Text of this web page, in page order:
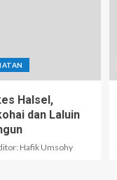
Halsel,
dan Laluin
Hafik Umsohy